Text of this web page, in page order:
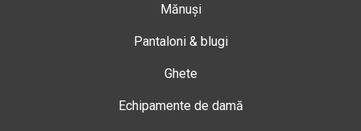
Mănuși
Pantaloni & blugi
Ghete
Echipamente de damă